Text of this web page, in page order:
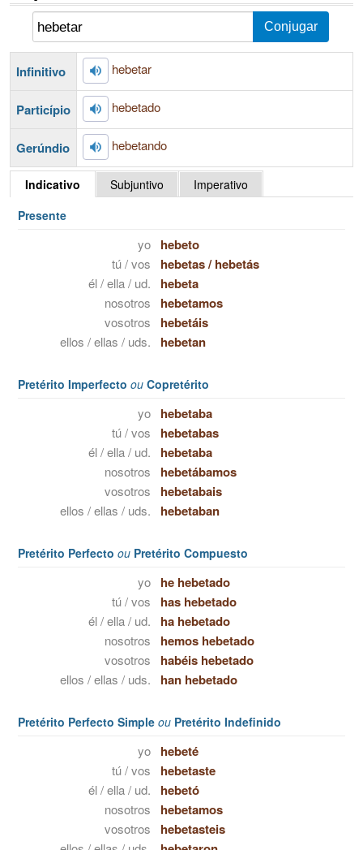
Infinitivo hebetar
Particípio hebetado
Gerúndio hebetando
Indicativo Subjuntivo
Imperativo
Presente
yo hebeto
tú / vos hebetas/hebetás
él / ella / ud. hebeta
nosotros hebetamos
vosotros hebetáis
ellos / ellas / uds. hebetan
Pretérito Imperfecto ou Copretérito
yo hebetaba
tú / vos hebetabas
él / ella / ud. hebetaba
nosotros hebetábamos
vosotros hebetabais
ellos / ellas / uds. hebetaban
Pretérito Perfecto ou Pretérito Compuesto
yo he hebetado
tú / vos has hebetado
él / ella / ud. ha hebetado
nosotros hemos hebetado
vosotros habéis hebetado
ellos / ellas / uds. han hebetado
Pretérito Perfecto Simple ou Pretérito Indefinido
yo hebeté
tú / vos hebetaste
él / ella / ud. hebetó
nosotros hebetamos
vosotros hebetasteis